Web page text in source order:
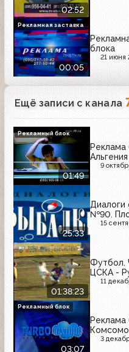
02:52
00:05
блока
21 июня
Рекламная заставка
Ещё записи с канала
01:49
Реклама
Альгения
9
Рекламный блок
25:33
Диалоги
№90.
15
01:38:23
Футбол.
ЦСКА -
11
03:07
Реклама
3
Рекламный блок